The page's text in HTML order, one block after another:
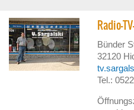
Radio-
Bünder
32120
Tel.: